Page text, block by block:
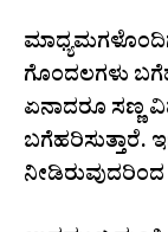
ಗೊಂದಲಗಳು
ಏನಾದರೂ ಸಣ್ಣ
ಬಗೆಹರಿಸುತ್ತಾರೆ.
ನೀಡಿರುವುದರಿಂದ